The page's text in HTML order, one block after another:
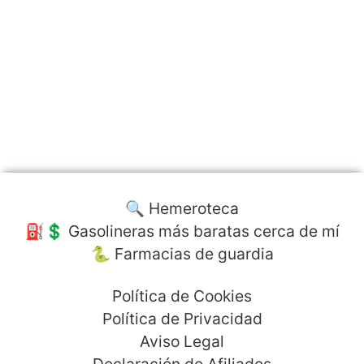
🔍 Hemeroteca
⛽️💲 Gasolineras más baratas cerca de mí
🐍 Farmacias de guardia
Política de Cookies
Política de Privacidad
Aviso Legal